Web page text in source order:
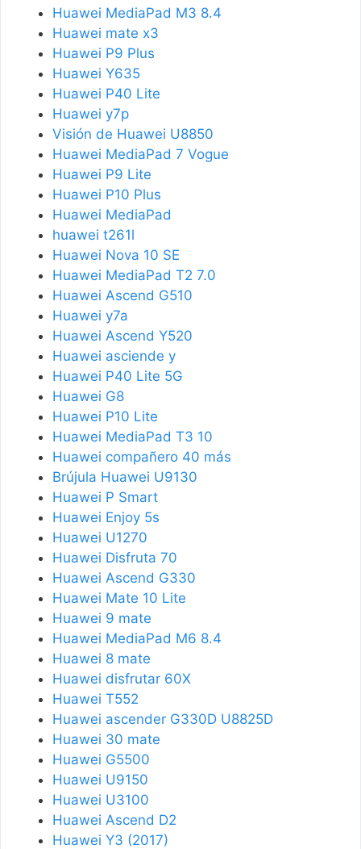
Huawei MediaPad M3 8.4
Huawei mate x3
Huawei P9 Plus
Huawei Y635
Huawei P40 Lite
Huawei y7p
Visión de Huawei U8850
Huawei MediaPad 7 Vogue
Huawei P9 Lite
Huawei P10 Plus
Huawei MediaPad
huawei t261l
Huawei Nova 10 SE
Huawei MediaPad T2 7.0
Huawei Ascend G510
Huawei y7a
Huawei Ascend Y520
Huawei asciende y
Huawei P40 Lite 5G
Huawei G8
Huawei P10 Lite
Huawei MediaPad T3 10
Huawei compañero 40 más
Brújula Huawei U9130
Huawei P Smart
Huawei Enjoy 5s
Huawei U1270
Huawei Disfruta 70
Huawei Ascend G330
Huawei Mate 10 Lite
Huawei 9 mate
Huawei MediaPad M6 8.4
Huawei 8 mate
Huawei disfrutar 60X
Huawei T552
Huawei ascender G330D U8825D
Huawei 30 mate
Huawei G5500
Huawei U9150
Huawei U3100
Huawei Ascend D2
Huawei Y3 (2017)